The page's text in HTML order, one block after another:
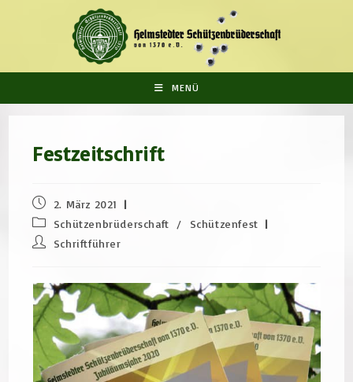
MENÜ
Festzeitschrift
Beitrag
veröffentlicht:
2. März 2021
Beitrags-
Kategorie:
Schützenbrüderschaft /
Schützenfest
Beitrags-
Schriftführer